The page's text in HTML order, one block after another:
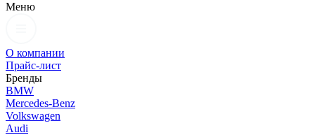
Меню
О компании
Прайс-лист
Бренды
BMW
Mercedes-Benz
Volkswagen
Audi